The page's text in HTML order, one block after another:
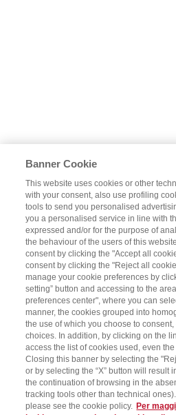
Banner Cookie
This website uses cookies or other
with your consent, also use profiling
tools to send you personalised
you a personalised service in line with
expressed and/or for the purpose of
the behaviour of the users of this
consent by clicking the "Accept all
consent by clicking the "Reject all
manage your cookie preferences by
setting” button and accessing to the
preferences center", where you can
manner, the cookies grouped into
the use of which you choose to
choices. In addition, by clicking on the
access the list of cookies used, even
Closing this banner by selecting the
or by selecting the “X” button will result
the continuation of browsing in the
tracking tools other than technical
please see the cookie policy. Per